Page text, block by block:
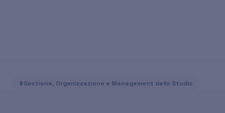
#Gestione, Organizzazione e Management dello Studio